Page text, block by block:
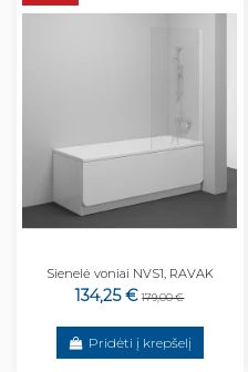
Sienelė voniai NVS1, RAVAK
134,25 € 179,00 €
Pridėti į krepšelį